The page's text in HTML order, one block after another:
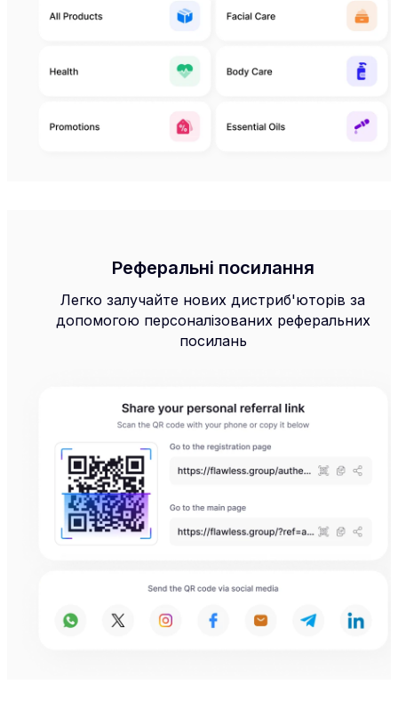
Реферальні посилання
Легко залучайте нових дистриб'юторів за
допомогою персоналізованих реферальних
посилань